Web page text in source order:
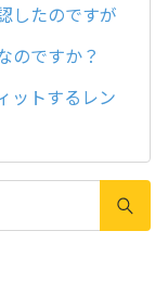
したのですが
のですか？
ットするレン